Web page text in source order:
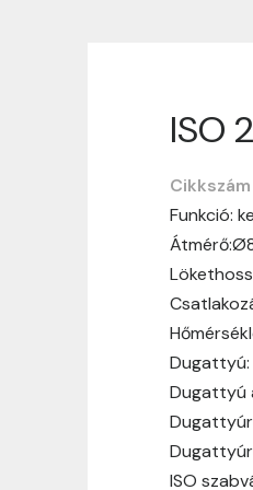
ISO
Funkció:
Dugattyú:
Dugattyú
ISO
Nagyon